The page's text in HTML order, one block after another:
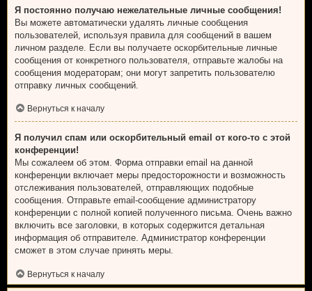
Я постоянно получаю нежелательные личные сообщения!
Вы можете автоматически удалять личные сообщения
пользователей, используя правила для сообщений в вашем
личном разделе. Если вы получаете оскорбительные личные
сообщения от конкретного пользователя, отправьте жалобы на
сообщения модераторам; они могут запретить пользователю
отправку личных сообщений.
Вернуться к началу
Я получил спам или оскорбительный email от кого-то с этой
конференции!
Мы сожалеем об этом. Форма отправки email на данной
конференции включает меры предосторожности и возможность
отслеживания пользователей, отправляющих подобные
сообщения. Отправьте email-сообщение администратору
конференции с полной копией полученного письма. Очень важно
включить все заголовки, в которых содержится детальная
информация об отправителе. Администратор конференции
сможет в этом случае принять меры.
Вернуться к началу